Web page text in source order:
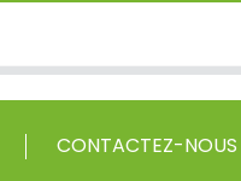
CONTACTEZ-NOUS